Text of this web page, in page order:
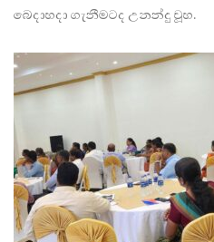
බෙදාහදා ගැනීමටද උනන්දු වූහ.